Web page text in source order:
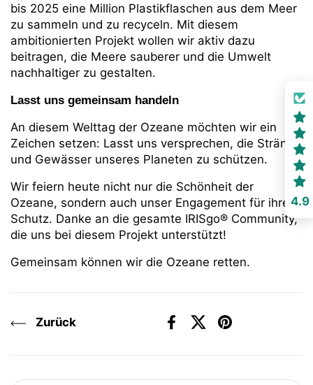
bis 2025 eine Million Plastikflaschen aus dem Meer
zu sammeln und zu recyceln. Mit diesem
ambitionierten Projekt wollen wir aktiv dazu
beitragen, die Meere sauberer und die Umwelt
nachhaltiger zu gestalten.
Lasst uns gemeinsam handeln
An diesem Welttag der Ozeane möchten wir ein
Zeichen setzen: Lasst uns versprechen, die Strände
und Gewässer unseres Planeten zu schützen.
Wir feiern heute nicht nur die Schönheit der
Ozeane, sondern auch unser Engagement für ihren
Schutz. Danke an die gesamte IRISgo® Community,
die uns bei diesem Projekt unterstützt!
Gemeinsam können wir die Ozeane retten.
Zurück Facebook
X (Twitter)
Pinterest
4.9